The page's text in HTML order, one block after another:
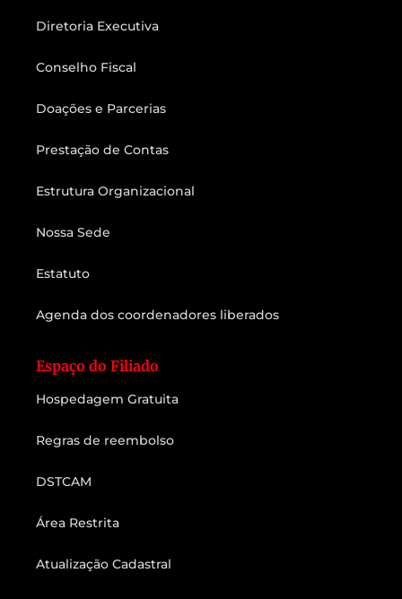
Diretoria Executiva
Conselho Fiscal
Doações e Parcerias
Prestação de Contas
Estrutura Organizacional
Nossa Sede
Estatuto
Agenda dos coordenadores liberados
Espaço do Filiado
Hospedagem Gratuita
Regras de reembolso
DSTCAM
Área Restrita
Atualização Cadastral